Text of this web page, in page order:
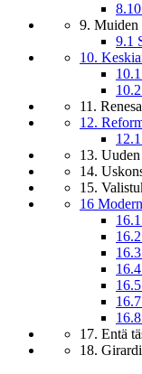
9. Muiden
9.1
10.
11.
12.
13.
14.
15.
16
17. Entä
18.